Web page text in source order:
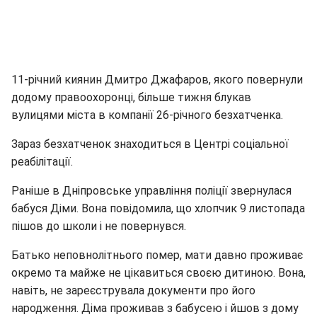
11-річний киянин Дмитро Джафаров, якого повернули
додому правоохоронці, більше тижня блукав
вулицями міста в компанії 26-річного безхатченка.
Зараз безхатченок знаходиться в Центрі соціальної
реабілітації.
Раніше в Дніпровське управління поліції звернулася
бабуся Діми. Вона повідомила, що хлопчик 9 листопада
пішов до школи і не повернувся.
Батько неповнолітнього помер, мати давно проживає
окремо та майже не цікавиться своєю дитиною. Вона,
навіть, не зареєструвала документи про його
народження. Діма проживав з бабусею і йшов з дому